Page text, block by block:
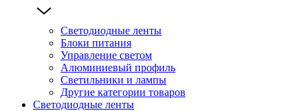
Светодиодные ленты
Блоки питания
Управление светом
Алюминиевый профиль
Светильники и лампы
Другие категории товаров
Светодиодные ленты